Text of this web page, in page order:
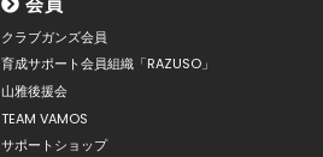
クラブガンズ会員
育成サポート会員組織「RAZUSO」
山雅後援会
TEAM VAMOS
サポートショップ